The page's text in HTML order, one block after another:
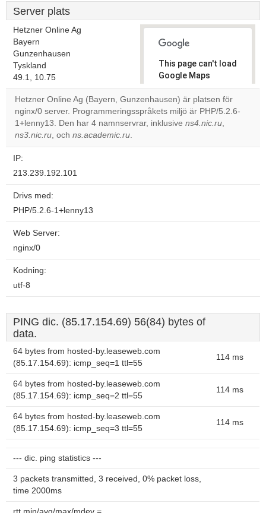
Server plats
Hetzner Online Ag
Bayern
Gunzenhausen
Tyskland
49.1, 10.75
This page can't load
Google Maps
correctly.
Do you
own this
Hetzner Online Ag (Bayern, Gunzenhausen) är platsen för
nginx/0 server. Programmeringsspråkets miljö är PHP/5.2.6-
1+lenny13. Den har 4 namnservrar, inklusive ns4.nic.ru,
ns3.nic.ru, och ns.academic.ru.
IP:
213.239.192.101
Drivs med:
PHP/5.2.6-1+lenny13
Web Server:
nginx/0
Kodning:
utf-8
PING dic. (85.17.154.69) 56(84) bytes of
data.
64 bytes from hosted-by.leaseweb.com
(85.17.154.69): icmp_seq=1 ttl=55
114 ms
64 bytes from hosted-by.leaseweb.com
(85.17.154.69): icmp_seq=2 ttl=55
114 ms
64 bytes from hosted-by.leaseweb.com
(85.17.154.69): icmp_seq=3 ttl=55
114 ms
--- dic. ping statistics ---
3 packets transmitted, 3 received, 0% packet loss,
time 2000ms